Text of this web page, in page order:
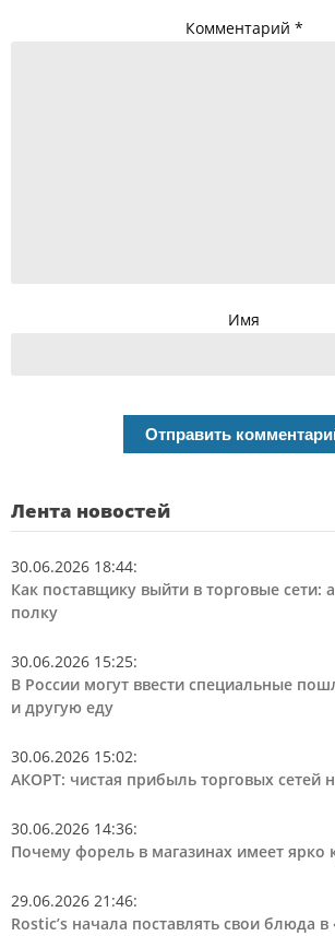
Комментарий *
Имя
Лента новостей
30.06.2026 18:44:
Как поставщику выйти в торговые сети:
полку
30.06.2026 15:25:
В России могут ввести специальные
и другую еду
30.06.2026 15:02:
АКОРТ: чистая прибыль торговых сетей
30.06.2026 14:36:
Почему форель в магазинах имеет ярко
29.06.2026 21:46:
Rostic’s начала поставлять свои блюда в